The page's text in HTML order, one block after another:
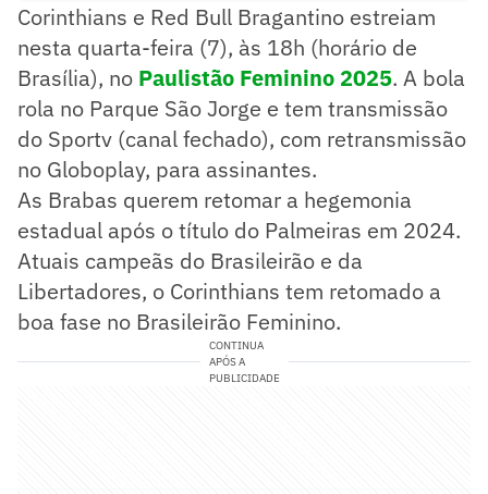
Corinthians e Red Bull Bragantino estreiam
nesta quarta-feira (7), às 18h (horário de
Brasília), no Paulistão Feminino 2025. A bola
rola no Parque São Jorge e tem transmissão
do Sportv (canal fechado), com retransmissão
no Globoplay, para assinantes.
As Brabas querem retomar a hegemonia
estadual após o título do Palmeiras em 2024.
Atuais campeãs do Brasileirão e da
Libertadores, o Corinthians tem retomado a
boa fase no Brasileirão Feminino.
CONTINUA
APÓS A
PUBLICIDADE